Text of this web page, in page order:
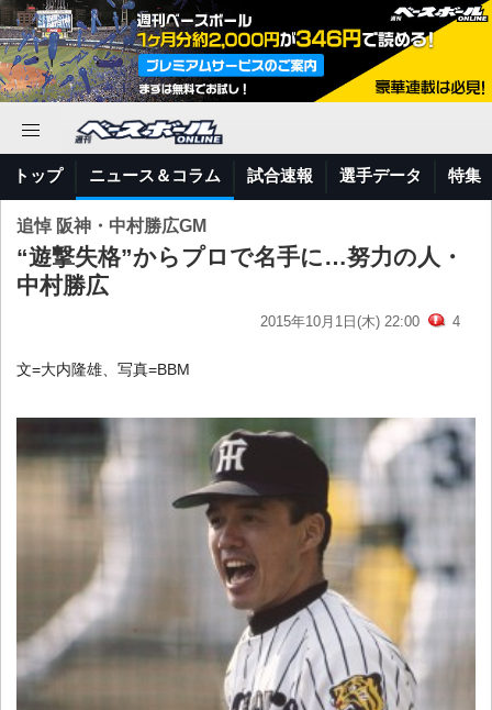
トップ ニュース＆コラム 試合速報 選手データ 特集
追悼 阪神・中村勝広GM
“遊撃失格”からプロで名手に…努力の人・
中村勝広
2015年10月1日(木) 22:00 4
文=大内隆雄、写真=BBM